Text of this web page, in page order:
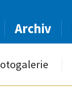
Archiv